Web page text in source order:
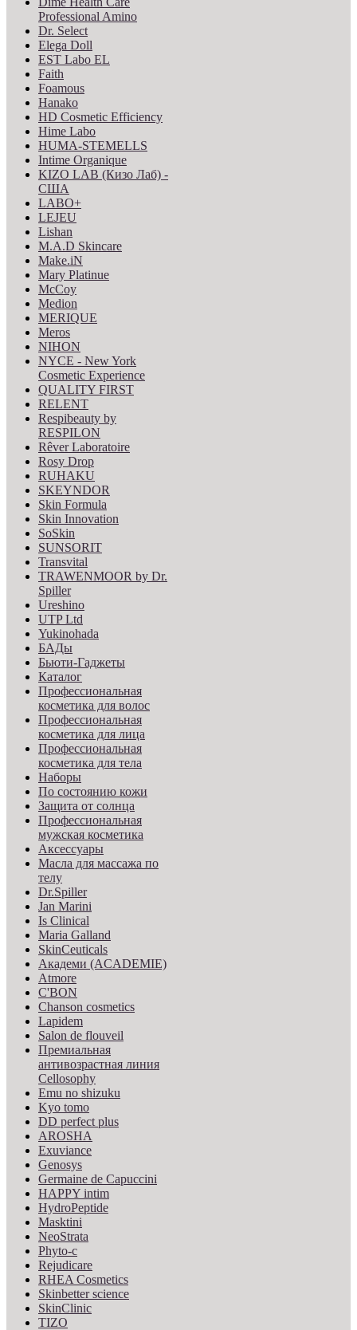
Professional Amino
Dr. Select
Elega Doll
EST Labo EL
Faith
Foamous
Hanako
HD Cosmetic Efficiency
Hime Labo
HUMA-STEMELLS
Intime Organique
KIZO LAB (Кизо Лаб) -
США
LABO+
LEJEU
Lishan
M.A.D Skincare
Make.iN
Mary Platinue
McCoy
Medion
MERIQUE
Meros
NIHON
NYCE - New York
Cosmetic Experience
QUALITY FIRST
RELENT
Respibeauty by
RESPILON
Rêver Laboratoire
Rosy Drop
RUHAKU
SKEYNDOR
Skin Formula
Skin Innovation
SoSkin
SUNSORIT
Transvital
TRAWENMOOR by Dr.
Spiller
Ureshino
UTP Ltd
Yukinohada
БАДы
Бьюти-Гаджеты
Каталог
Профессиональная
косметика для волос
Профессиональная
косметика для лица
Профессиональная
косметика для тела
Наборы
По состоянию кожи
Защита от солнца
Профессиональная
мужская косметика
Аксессуары
Масла для массажа по
телу
Dr.Spiller
Jan Marini
Is Clinical
Maria Galland
SkinCeuticals
Академи (ACADEMIE)
Atmore
C'BON
Chanson cosmetics
Lapidem
Salon de flouveil
Премиальная
антивозрастная линия
Cellosophy
Emu no shizuku
Kyo tomo
DD perfect plus
AROSHA
Exuviance
Genosys
Germaine de Capuccini
HAPPY intim
HydroPeptide
Masktini
NeoStrata
Phyto-c
Rejudicare
RHEA Cosmetics
Skinbetter science
SkinСlinic
TIZO